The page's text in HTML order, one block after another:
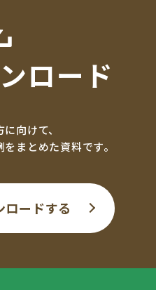
ロード
向けて、
まとめた資料です。
ロードする